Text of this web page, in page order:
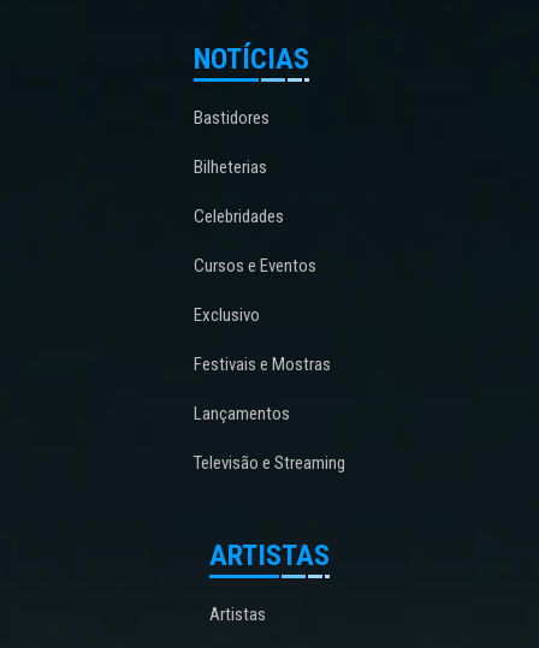
NOTÍCIAS
Bastidores
Bilheterias
Celebridades
Cursos e Eventos
Exclusivo
Festivais e Mostras
Lançamentos
Televisão e Streaming
ARTISTAS
Artistas